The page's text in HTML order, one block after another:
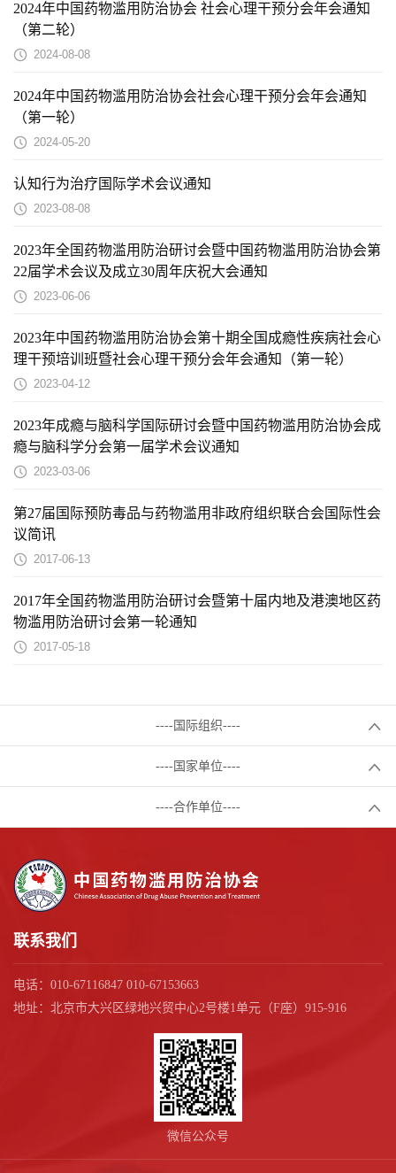
2024年中国药物滥用防治协会 社会心理干预分会年会通知
（第二轮）
2024-08-08
2024年中国药物滥用防治协会社会心理干预分会年会通知
（第一轮）
2024-05-20
认知行为治疗国际学术会议通知
2023-08-08
2023年全国药物滥用防治研讨会暨中国药物滥用防治协会第
22届学术会议及成立30周年庆祝大会通知
2023-06-06
2023年中国药物滥用防治协会第十期全国成瘾性疾病社会心
理干预培训班暨社会心理干预分会年会通知（第一轮）
2023-04-12
2023年成瘾与脑科学国际研讨会暨中国药物滥用防治协会成
瘾与脑科学分会第一届学术会议通知
2023-03-06
第27届国际预防毒品与药物滥用非政府组织联合会国际性会
议简讯
2017-06-13
2017年全国药物滥用防治研讨会暨第十届内地及港澳地区药
物滥用防治研讨会第一轮通知
2017-05-18
----国际组织----
----国家单位----
----合作单位----
联系我们
电话：010-67116847 010-67153663
地址：北京市大兴区绿地兴贸中心2号楼1单元（F座）915-916
微信公众号